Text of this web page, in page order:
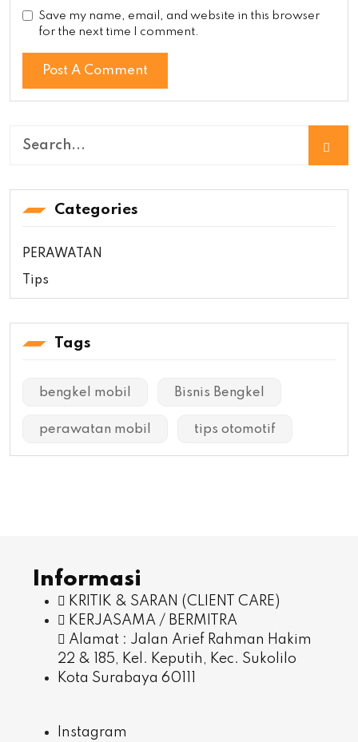
Save my name, email, and website in this browser
for the next time I comment.
Categories
PERAWATAN
Tips
Tags
bengkel mobil Bisnis Bengkel
perawatan mobil tips otomotif
Informasi
KRITIK & SARAN (CLIENT CARE)
KERJASAMA / BERMITRA
Alamat : Jalan Arief Rahman Hakim
22 & 185, Kel. Keputih, Kec. Sukolilo
Kota Surabaya 60111
Instagram